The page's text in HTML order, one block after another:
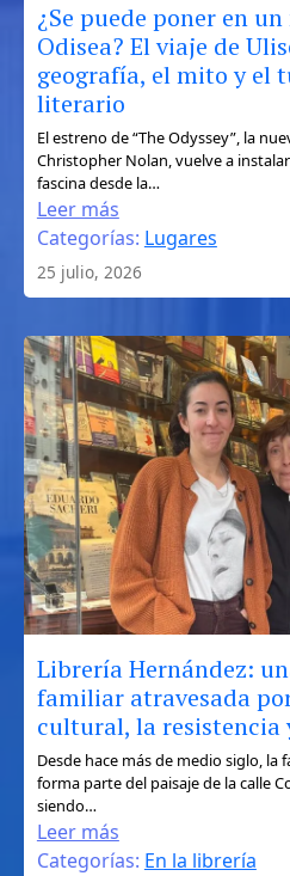
¿Se puede poner en
Odisea? El viaje de
geografía, el mito y el
literario
El estreno de “The Odyssey”, la
Christopher Nolan, vuelve a
fascina desde la…
Leer más
:
¿Se
puede
poner
un
la
Odisea?
El
viaje
de
Ulises
entre
la
geografía,
el
mito
y
el
turismo
literario
Categorías: Lugares
25 julio, 2026
Librería Hernández:
familiar atravesada
cultural, la resistencia
Desde hace más de medio siglo, la
forma parte del paisaje de la calle
siendo…
Leer más
:
Librería
Hernández:
una
Categorías: En la librería